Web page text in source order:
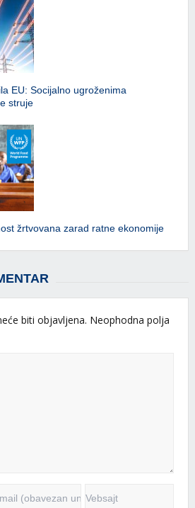
EU: Socijalno ugroženima
struje
žrtvovana zarad ratne ekonomije
biti objavljena. Neophodna polja